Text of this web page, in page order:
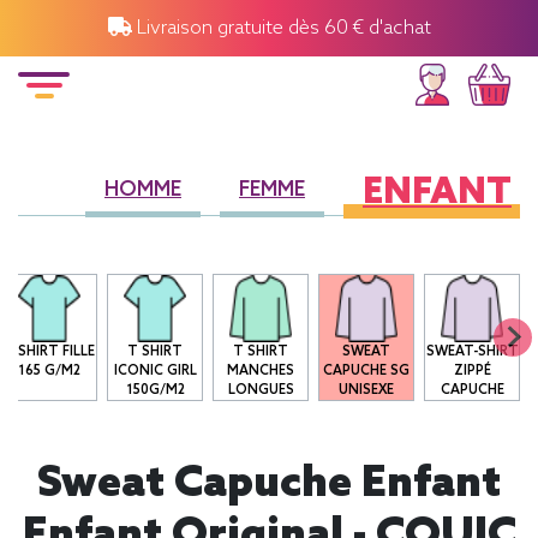
Livraison gratuite dès 60 € d'achat
HOMME FEMME ENFANT
T-SHIRT FILLE
165 G/M2
T SHIRT
ICONIC GIRL
150G/M2
T SHIRT
MANCHES
LONGUES
SWEAT
CAPUCHE SG
UNISEXE
SWEAT-SHIRT
ZIPPÉ
CAPUCHE
Sweat Capuche Enfant